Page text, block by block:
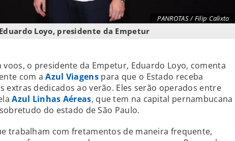
PANROTAS / Filip Calixto
Eduardo Loyo, presidente da Empetur
voos, o presidente da Empetur, Eduardo Loyo, comenta
com aAzul Viagenspara que o Estado receba
extras dedicados ao verão. Eles serão operados entre
Azul Linhas Aéreas, que tem na capital pernambucana
do estado de São Paulo.
trabalham com fretamentos de maneira frequente,